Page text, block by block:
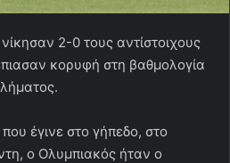
2-0 τους αντίστοιχους
κορυφή στη βαθμολογία
έγινε στο γήπεδο, στο
ο Ολυμπιακός ήταν ο